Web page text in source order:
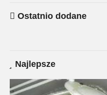
Ostatnio dodane
Najlepsze